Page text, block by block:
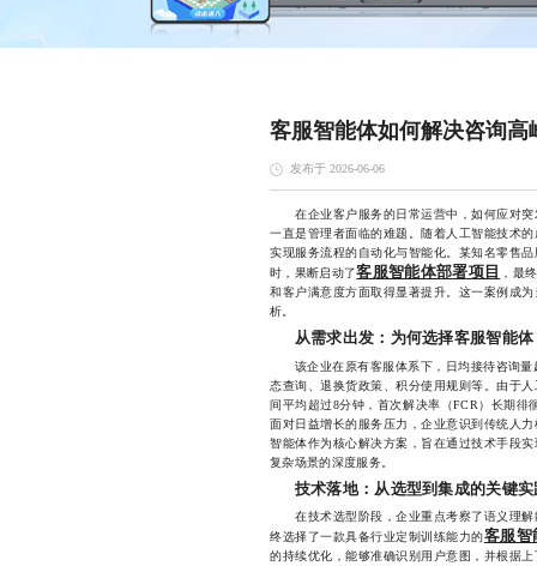
客服智能体如何解决咨询高
发布于 2026-06-06
在企业客户服务的日常运营中，如何应对突
一直是管理者面临的难题。随着人工智能技术
实现服务流程的自动化与智能化。某知名零售
时，果断启动了客服智能体部署项目
，最
和客户满意度方面取得显著提升。这一案例成
析。
从需求出发：为何选择客服智能体
该企业在原有客服体系下，日均接待咨询量
态查询、退换货政策、积分使用规则等。由于
间平均超过8分钟，首次解决率（FCR）长期徘
面对日益增长的服务压力，企业意识到传统人
智能体作为核心解决方案，旨在通过技术手段
复杂场景的深度服务。
技术落地：从选型到集成的关键实
在技术选型阶段，企业重点考察了语义理解
终选择了一款具备行业定制训练能力的客服智
的持续优化，能够准确识别用户意图，并根据